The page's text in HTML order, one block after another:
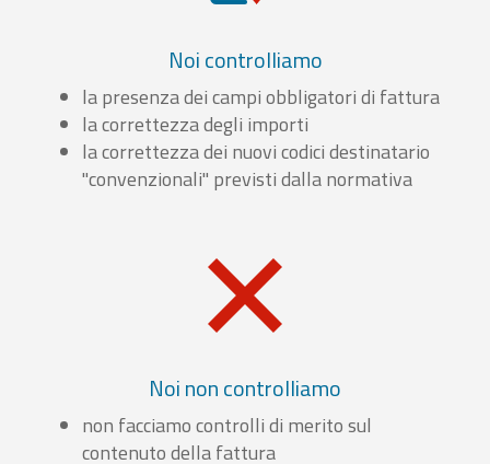
Noi controlliamo
la presenza dei campi obbligatori di fattura
la correttezza degli importi
la correttezza dei nuovi codici destinatario
"convenzionali" previsti dalla normativa
Noi non controlliamo
non facciamo controlli di merito sul
contenuto della fattura